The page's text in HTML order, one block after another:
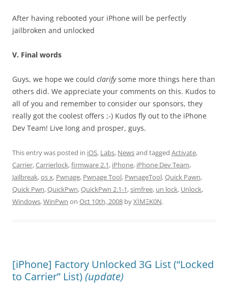
After having rebooted your iPhone will be perfectly
jailbroken and unlocked
V. Final words
Guys, we hope we could clarifysome more things here than
others did. We appreciate your comments on this. Kudos to
all of you and remember to consider our sponsors, they
really got the coolest offers ;-) Kudos fly out to the iPhone
Dev Team! Live long and prosper, guys.
This entry was posted in iOS, Labs, Newsand tagged Activate,
Carrier,Carrierlock,firmware 2.1, iPhone, iPhone Dev Team,
Jailbreak,os x, Pwnage, Pwnage Tool, PwnageTool,Quick Pawn,
Quick Pwn,QuickPwn,QuickPwn 2.1-1,simfree, un lock, Unlock,
Windows,WinPwn on Oct 10th, 2008 byXÏMΞK0N.
[iPhone] Factory Unlocked 3G List (“Locked
to Carrier” List) (update)